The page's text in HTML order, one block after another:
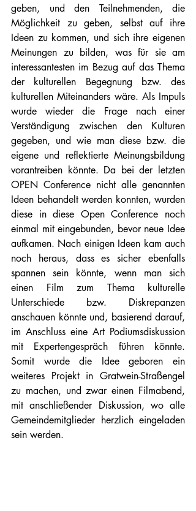
geben, und den Teilnehmenden, die
Möglichkeit zu geben, selbst auf ihre
Ideen zu kommen, und sich ihre eigenen
Meinungen zu bilden, was für sie am
interessantesten im Bezug auf das Thema
der kulturellen Begegnung bzw. des
kulturellen Miteinanders wäre. Als Impuls
wurde wieder die Frage nach einer
Verständigung zwischen den Kulturen
gegeben, und wie man diese bzw. die
eigene und reflektierte Meinungsbildung
vorantreiben könnte. Da bei der letzten
OPEN Conference nicht alle genannten
Ideen behandelt werden konnten, wurden
diese in diese Open Conference noch
einmal mit eingebunden, bevor neue Idee
aufkamen. Nach einigen Ideen kam auch
noch heraus, dass es sicher ebenfalls
spannen sein könnte, wenn man sich
einen Film zum Thema kulturelle
Unterschiede bzw. Diskrepanzen
anschauen könnte und, basierend darauf,
im Anschluss eine Art Podiumsdiskussion
mit Expertengespräch führen könnte.
Somit wurde die Idee geboren ein
weiteres Projekt in Gratwein-Straßengel
zu machen, und zwar einen Filmabend,
mit anschließender Diskussion, wo alle
Gemeindemitglieder herzlich eingeladen
sein werden.